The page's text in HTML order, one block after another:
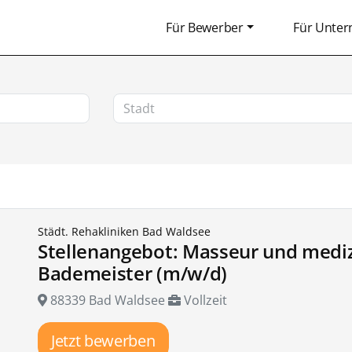
Für Bewerber Für
Städt. Rehakliniken Bad Waldsee
Stellenangebot: Masseur und
Bademeister (m/w/d)
88339 Bad Waldsee Vollzeit
Jetzt bewerben